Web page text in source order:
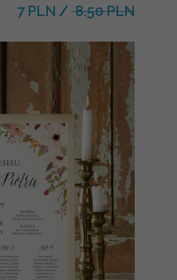
7 PLN / 8.50 PLN